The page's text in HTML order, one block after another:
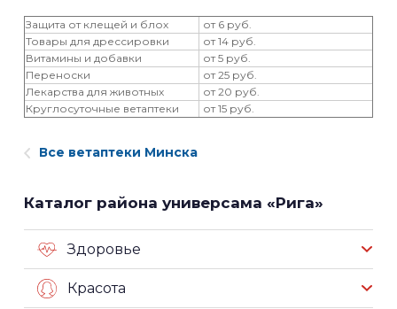
Защита от клещей и блох
от 6 руб.
Товары для дрессировки
от 14 руб.
Витамины и добавки
от 5 руб.
Переноски
от 25 руб.
Лекарства для животных
от 20 руб.
Круглосуточные ветаптеки
от 15 руб.
Все ветаптеки Минска
Каталог района универсама «Рига»
Здоровье
Красота